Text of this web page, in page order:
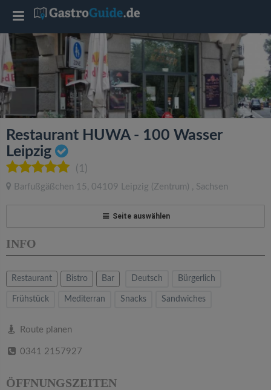
Restaurant HUWA - 100 Wasser
Leipzig
(1)
Barfußgäßchen 15 , 04109 Leipzig (Zentrum) , Sachsen
Seite auswählen
INFO
Restaurant Bistro Bar Deutsch Bürgerlich
Frühstück Mediterran Snacks Sandwiches
Route planen
0341 2157927
ÖFFNUNGSZEITEN
T
l
e
a
v
i